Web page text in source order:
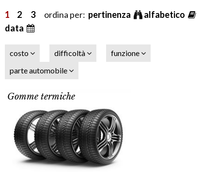
1 2 3ordina per: pertinenza
alfabetico
data
costo difficoltà
funzione
parte automobile
Gomme termiche